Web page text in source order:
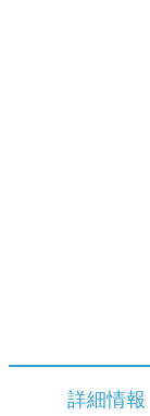
詳細情報